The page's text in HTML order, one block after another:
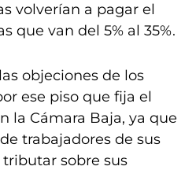
volverían a pagar el
que van del 5% al 35%.
objeciones de los
ese piso que fija el
la Cámara Baja, ya que
trabajadores de sus
sobre sus